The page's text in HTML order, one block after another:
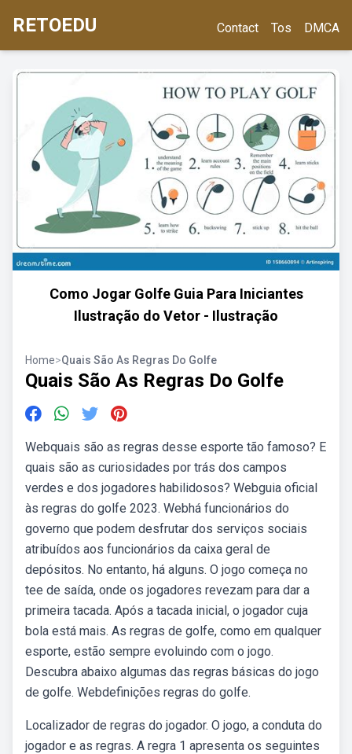
RETOEDU Contact Tos DMCA
Como Jogar Golfe Guia Para Iniciantes
Ilustração do Vetor - Ilustração
Home>Quais São As Regras Do Golfe
Quais São As Regras Do Golfe
Webquais são as regras desse esporte tão famoso? E
quais são as curiosidades por trás dos campos
verdes e dos jogadores habilidosos? Webguia oficial
às regras do golfe 2023. Webhá funcionários do
governo que podem desfrutar dos serviços sociais
atribuídos aos funcionários da caixa geral de
depósitos. No entanto, há alguns. O jogo começa no
tee de saída, onde os jogadores revezam para dar a
primeira tacada. Após a tacada inicial, o jogador cuja
bola está mais. As regras de golfe, como em qualquer
esporte, estão sempre evoluindo com o jogo.
Descubra abaixo algumas das regras básicas do jogo
de golfe. Webdefinições regras do golfe.
Localizador de regras do jogador. O jogo, a conduta do
jogador e as regras. A regra 1 apresenta os seguintes